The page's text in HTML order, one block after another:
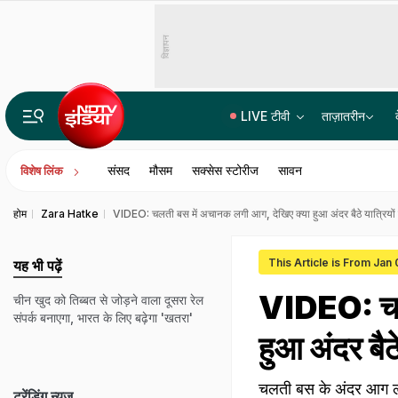
विज्ञापन
LIVE टीवी ताज़ातरीन
विशेष लिंक संसद मौसम सक्सेस स्टोरीज सावन
होम Zara Hatke VIDEO: चलती बस में अचानक लगी आग, देखिए क्या हुआ अंदर बैठे यात्रियों
This Article is From Jan
VIDEO:
हुआ अंदर बैठे
चलती बस के अंदर आग
यह भी पढ़ें
चीन खुद को तिब्बत से जोड़ने वाला दूसरा रेल
संपर्क बनाएगा, भारत के लिए बढ़ेगा 'खतरा'